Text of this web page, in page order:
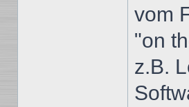
vom
"on
z.B.